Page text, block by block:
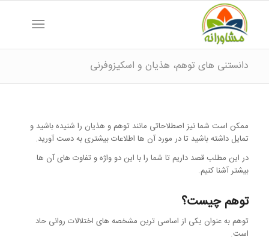
دانستنی های توهم، هذیان و اسکیزوفرنی
ممکن است شما نیز اصطلاحاتی مانند توهم و هذیان را شنیده باشید و
تمایل داشته باشید تا در مورد آن ها اطلاعات بیشتری به دست آورید.
در این مطلب قصد داریم تا شما را با این دو واژه و تفاوت های آن ها
بیشتر آشنا کنیم.
توهم چیست؟
توهم به عنوان یکی از اساسی ترین مشخصه های اختلالات روانی حاد
است.